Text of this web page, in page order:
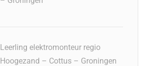
Leerling elektromonteur regio
Hoogezand – Cottus – Groningen